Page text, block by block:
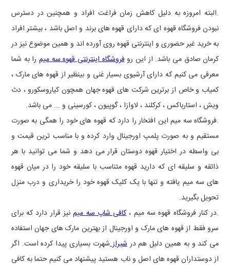
.البته امروزه به دلیل کاهش زمان فراغت افراد و همچنین در دسترس
نبودن فروشگاه قهوه ای که دارای قهوه های برند و اصل باشد ، بیشتر افراد
به خرید غیر حضوری و اینترنتی قهوه روی آورده اند و همین موضوع نیز در
کرمان صادق می باشد. از این روفروشگاه اینترنتی قهوه سه میم را به شما
معرفی می کنیم که دارای آرشیوی بسیار غنی و بینظیر از قهوه های مارک ،
کمیاب و خاص از برترین شرکت های قهوه جهان همچون کیاروسکورو ، دث
ویش ، استارباکس ، کرکلند ، لاوازا ، گوپیون ، کورسینی و ... می باشد.
.فروشگاه سه میم این افتخار را دارد که قهوه های خود را همگی به صورت
مستقیم و به صورت پلمپ اورجینال وارد کرده و با مناسب ترین قیمت و
بی واسطه در اختیار قهوه دوستان قرار می دهد و شما می توانید با هر
ذائقه و سلیقه ای که دارید قهوه متناسب با سلیقه خود را در میان قهوه
های سه میم یافته و تنها با یک کلیک قهوه خود را خریداری و درب منزل
تحویل بگیرید.
.در کنار فروشگاه قهوه سه میم ،کافی شاپ سه میمنیز قرار دارد که برای
سرو فقط از قهوه های مارک و اورجینال از بهترین مارک های جهان استفاده
می کند و به همین دلیل هم درشیرازشهرت بسیاری پیدا کرده است. اگر
از دوستداران قهوه های اصل و ناب هستید پیشنهاد می کنیم حتما به کافی